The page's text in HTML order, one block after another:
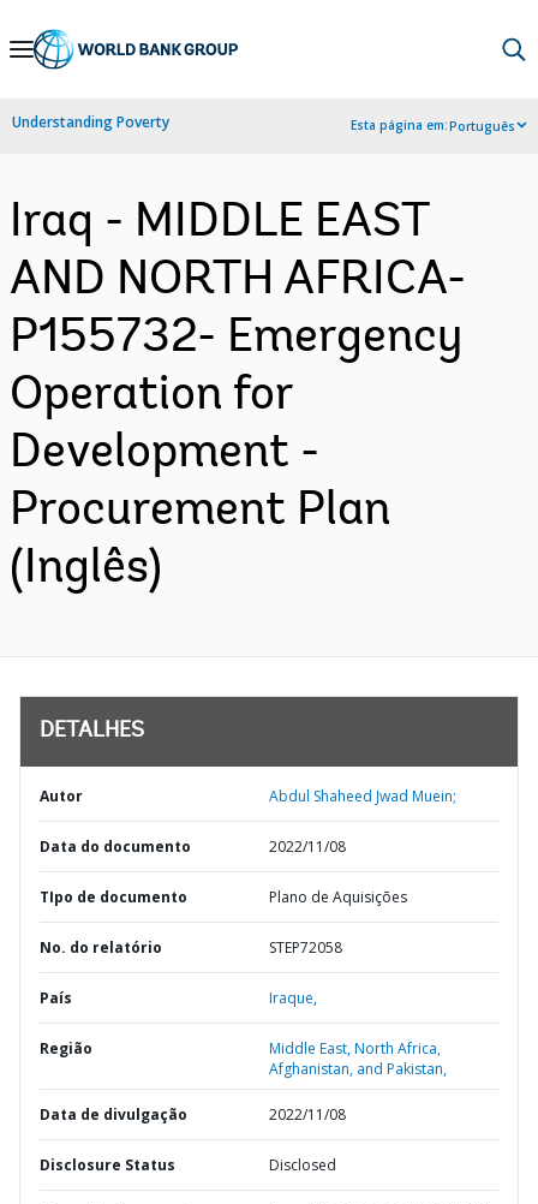
Skip
Navigation
Understanding Poverty Esta página em:Português
Iraq - MIDDLE EAST
AND NORTH AFRICA-
P155732- Emergency
Operation for
Development -
Procurement Plan
(Inglês)
DETALHES
Autor Abdul Shaheed Jwad Muein;
Data do documento 2022/11/08
TIpo de documento Plano de Aquisições
No. do relatório STEP72058
País Iraque,
Região
Middle East, North Africa,
Afghanistan, and Pakistan,
Data de divulgação 2022/11/08
Disclosure Status Disclosed